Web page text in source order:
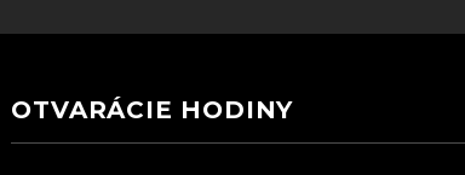
OTVARÁCIE HODINY